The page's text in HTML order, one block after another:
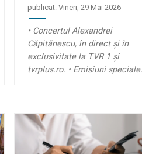
publicat: Vineri, 29 Mai 2026
• Concertul Alexandrei
Căpitănescu, în direct şi în
exclusivitate la TVR 1 şi
tvrplus.ro. • Emisiuni